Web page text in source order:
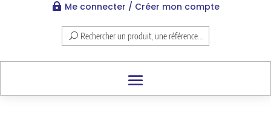
 Me connecter / Créer mon compte
Rechercher un produit, une référence...